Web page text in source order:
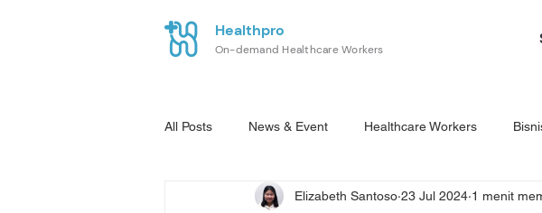
Healthpro
On-demand Healthcare Workers
All Posts News & Event Healthcare Workers
Elizabeth Santoso 23 Jul 2024 1 menit